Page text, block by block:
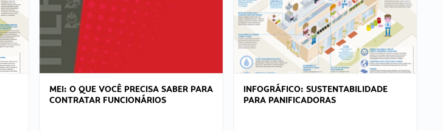
MEI: O QUE VOCÊ PRECISA SABER PARA
CONTRATAR FUNCIONÁRIOS
INFOGRÁFICO: SUSTENTABILIDADE
PARA PANIFICADORAS